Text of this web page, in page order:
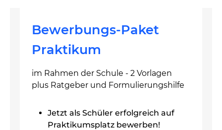
Bewerbungs-Paket
Praktikum
im Rahmen der Schule - 2 Vorlagen
plus Ratgeber und Formulierungshilfe
Jetzt als Schüler erfolgreich auf
Praktikumsplatz bewerben!